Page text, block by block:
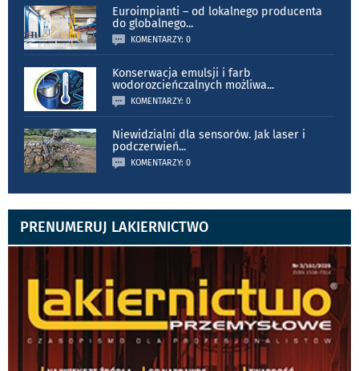
Euroimpianti – od lokalnego producenta
do globalnego...
KOMENTARZY: 0
Konserwacja emulsji i farb
wodorozcieńczalnych możliwa...
KOMENTARZY: 0
Niewidzialni dla sensorów. Jak laser i
podczerwień...
KOMENTARZY: 0
PRENUMERUJ LAKIERNICTWO